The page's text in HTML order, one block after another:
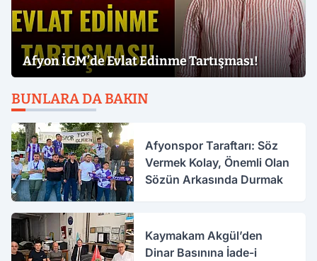
Afyon İGM’de Evlat Edinme Tartışması!
BUNLARA DA BAKIN
Afyonspor Taraftarı: Söz
Vermek Kolay, Önemli Olan
Sözün Arkasında Durmak
Kaymakam Akgül’den
Dinar Basınına İade-i